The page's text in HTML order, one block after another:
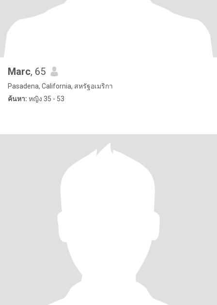
Marc, 65
Pasadena, California, สหรัฐอเมริกา
ค้นหา: หญิง 35 - 53